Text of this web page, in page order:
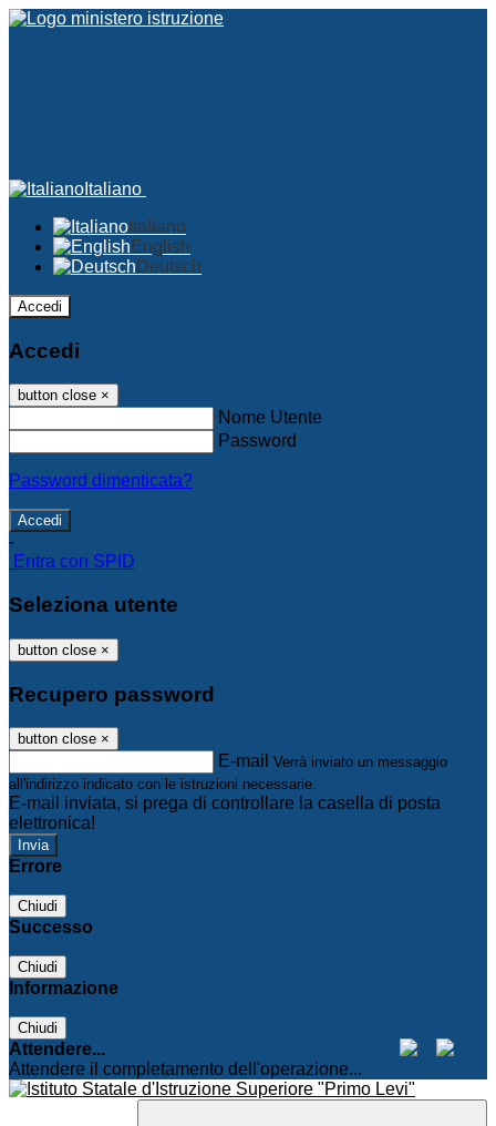
Italiano
Italiano
English
Deutsch
Accedi
Accedi
button close ×
Nome Utente
Password
Password dimenticata?
-
Entra con SPID
Seleziona utente
button close ×
Recupero password
button close ×
E-mail Verrà inviato un messaggio
all'indirizzo indicato con le istruzioni necessarie.
E-mail inviata, si prega di controllare la casella di posta
elettronica!
Errore
Chiudi
Successo
Chiudi
Informazione
Chiudi
Attendere...
Attendere il completamento dell'operazione...